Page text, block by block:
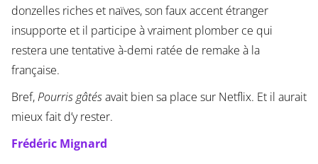
donzelles riches et naïves, son faux accent étranger
insupporte et il participe à vraiment plomber ce qui
restera une tentative à-demi ratée de remake à la
française.
Bref,Pourris gâtésavait bien sa place sur Netflix. Et il aurait
mieux fait d’y rester.
Frédéric Mignard